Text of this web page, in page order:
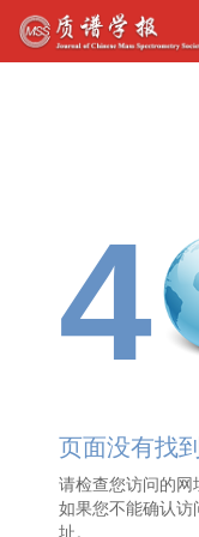
4
页面没有找到
请检查您访问的网
如果您不能确认
址。